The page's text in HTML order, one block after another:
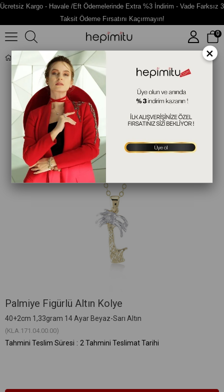
Ücretsiz Kargo - Havale /Eft Ödemelerinde Extra %3 İndirim - Vade Farksız 3
Taksit Ödeme Fırsatını Kaçırmayın!
0
Palmiye Figürlü Altın Kolye
Palmiye Figürlü Altın Kolye
40+2cm 1,33gram 14 Ayar Beyaz-Sarı Altın
(KLA.171.04.00.00)
Tahmini Teslim Süresi : 2 Tahmini Teslimat Tarihi
×